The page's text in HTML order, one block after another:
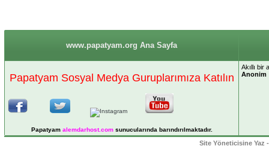
www.papatyam.org Ana Sayfa
Papatyam Sosyal Medya Guruplarımıza Katılın
Papatyam alemdarhost.comsunucularında barındırılmaktadır.
Akıllı bir
Anonim
Site Yöneticisine Yaz